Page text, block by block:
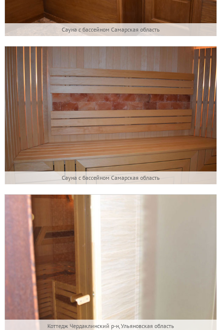
Сауна с бассейном Самарская область
Сауна с бассейном Самарская область
Коттедж Чердаклинский р-н, Ульяновская область